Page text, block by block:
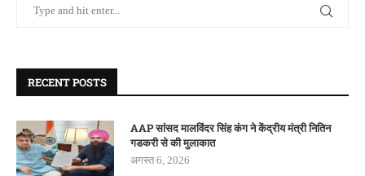
RECENT POSTS
AAP सांसद मालविंदर सिंह कंग ने केंद्रीय मंत्री नितिन
गडकरी से की मुलाकात
अगस्त 6, 2026